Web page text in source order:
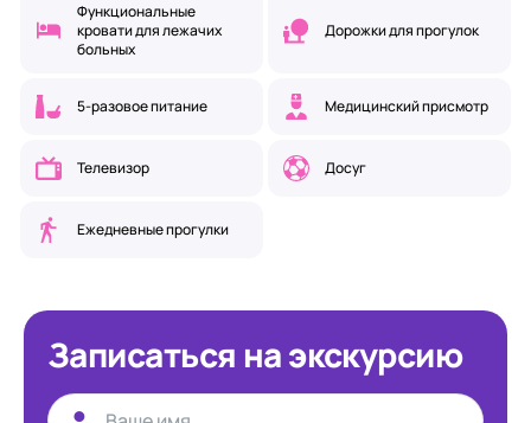
Функциональные
кровати для лежачих
больных
Дорожки для прогулок
5-разовое питание Медицинский присмотр
Телевизор Досуг
Ежедневные прогулки
Записаться на экскурсию